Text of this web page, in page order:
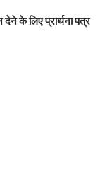
के लिए प्रार्थना पत्र